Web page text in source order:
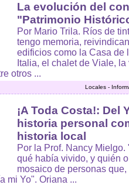
La evolución del
"Patrimonio
Por Mario Trila. Ríos de
tengo memoria,
edificios como la Casa de
Italia, el chalet de Viale,
otros ...
Locales -
¡A Toda Costa!: Del
historia personal
historia local
Por la Prof. Nancy
qué había vivido, y quién
mosaico de personas
mi Yo". Oriana ...